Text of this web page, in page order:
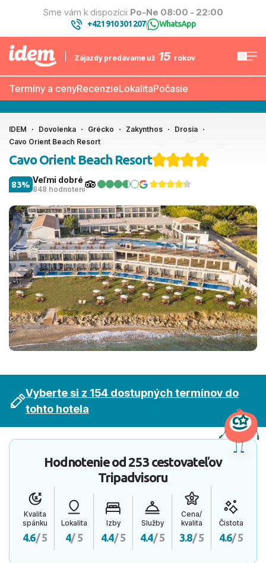
Sme vám k dispozícii Po-Ne 08:00 - 22:00
+421 910 301 207| WhatsApp
Zájazdy predávame už 15 rokov
Termíny a cenyRecenzieLokalitaPočasie
IDEM Dovolenka Grécko Zakynthos
Drosia
Cavo Orient Beach Resort
Cavo Orient Beach Resort
Veľmi dobré
848 hodnotení
83%
Vyberte si z 154 dostupných termínov do
tohto hotela
Hodnotenie od253 cestovateľov
Tripadvisoru
Kvalita
spánku
4.6/ 5
Lokalita
4/ 5
Izby
4.4/ 5
Služby
4.4/ 5
Cena/
kvalita
3.8/ 5
Čistota
4.6/ 5